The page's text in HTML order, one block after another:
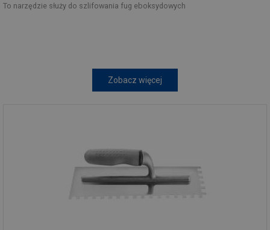
To narzędzie służy do szlifowania fug eboksydowych
Zobacz więcej